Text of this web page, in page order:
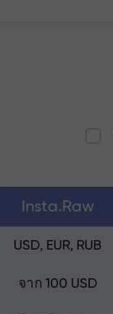
Insta.Raw
USD, EUR, RUB
จาก 100 USD